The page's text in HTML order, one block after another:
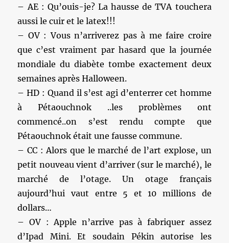
– AE : Qu’ouis-je? La hausse de TVA touchera
aussi le cuir et le latex!!!
– OV : Vous n’arriverez pas à me faire croire
que c’est vraiment par hasard que la journée
mondiale du diabète tombe exactement deux
semaines après Halloween.
– HD : Quand il s’est agi d’enterrer cet homme
à Pétaouchnok ..les problèmes ont
commencé..on s’est rendu compte que
Pétaouchnok était une fausse commune.
– CC : Alors que le marché de l’art explose, un
petit nouveau vient d’arriver (sur le marché), le
marché de l’otage. Un otage français
aujourd’hui vaut entre 5 et 10 millions de
dollars…
– OV : Apple n’arrive pas à fabriquer assez
d’Ipad Mini. Et soudain Pékin autorise les